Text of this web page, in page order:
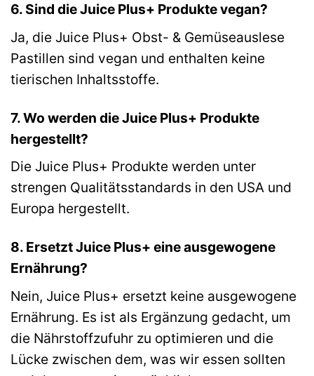
6. Sind die Juice Plus+ Produkte vegan?
Ja, die Juice Plus+ Obst- & Gemüseauslese
Pastillen sind vegan und enthalten keine
tierischen Inhaltsstoffe.
7. Wo werden die Juice Plus+ Produkte
hergestellt?
Die Juice Plus+ Produkte werden unter
strengen Qualitätsstandards in den USA und
Europa hergestellt.
8. Ersetzt Juice Plus+ eine ausgewogene
Ernährung?
Nein, Juice Plus+ ersetzt keine ausgewogene
Ernährung. Es ist als Ergänzung gedacht, um
die Nährstoffzufuhr zu optimieren und die
Lücke zwischen dem, was wir essen sollten